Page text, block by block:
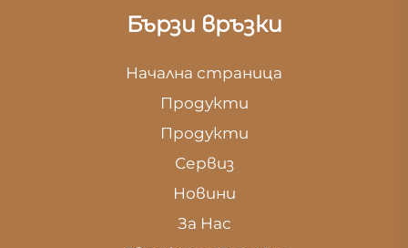
Бързи връзки
Начална страница
Продукти
Продукти
Сервиз
Новини
За Нас